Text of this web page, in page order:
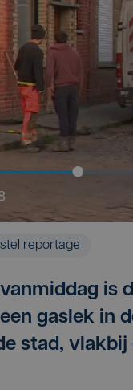
reportage
is
gaslek in
stad, vlakbij